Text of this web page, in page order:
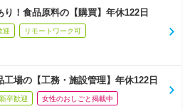
！食品原料の【購買】年休122日
迎 リモートワーク可
場の【工務・施設管理】年休122日
卒歓迎 女性のおしごと掲載中